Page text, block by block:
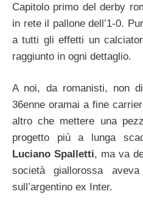
Capitolo primo del derby
in rete il pallone dell’1-0.
a tutti gli effetti un
raggiunto in ogni dettaglio.
A noi, da romanisti, non
36enne oramai a fine
altro che mettere una
progetto più a lunga
Luciano Spalletti, ma va
società giallorossa
sull’argentino ex Inter.